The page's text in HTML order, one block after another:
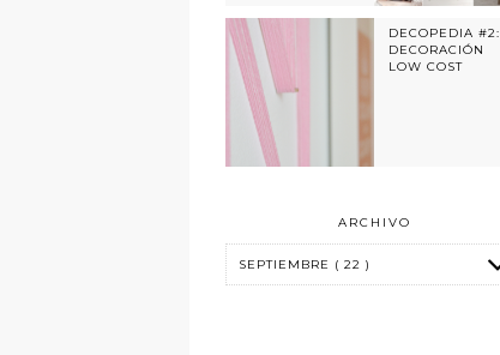
DECOPEDIA #2:
DECORACIÓN
LOW COST
ARCHIVO